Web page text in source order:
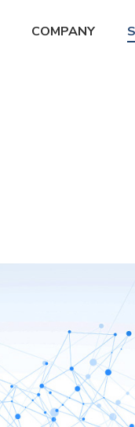
COMPANY